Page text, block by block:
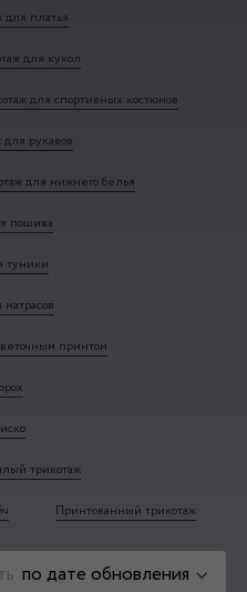
для платья
для кукол
для спортивных костюмов
для рукавов
для нижнего белья
пошива
туники
принтом
трикотаж
Принтованный трикотаж
по дате обновления